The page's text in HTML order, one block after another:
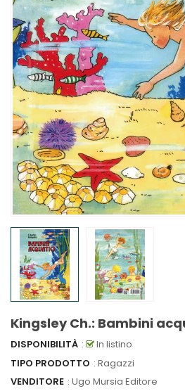
Kingsley Ch.: Bambini
DISPONIBILITÀ :
In listino
TIPO PRODOTTO : Ragazzi
VENDITORE : Ugo Mursia Editore